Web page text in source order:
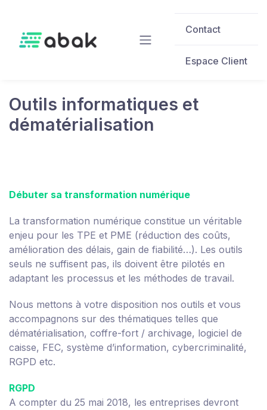
Contact
Espace Client
Outils informatiques et
dématérialisation
Débuter sa transformation numérique
La transformation numérique constitue un véritable
enjeu pour les TPE et PME (réduction des coûts,
amélioration des délais, gain de fiabilité…). Les outils
seuls ne suffisent pas, ils doivent être pilotés en
adaptant les processus et les méthodes de travail.
Nous mettons à votre disposition nos outils et vous
accompagnons sur des thématiques telles que
dématérialisation, coffre-fort / archivage, logiciel de
caisse, FEC, système d’information, cybercriminalité,
RGPD etc.
RGPD
A compter du 25 mai 2018, les entreprises devront